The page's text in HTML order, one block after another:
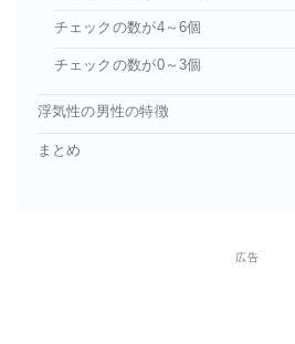
チェックの数が4～6個
チェックの数が0～3個
浮気性の男性の特徴
まとめ
広告